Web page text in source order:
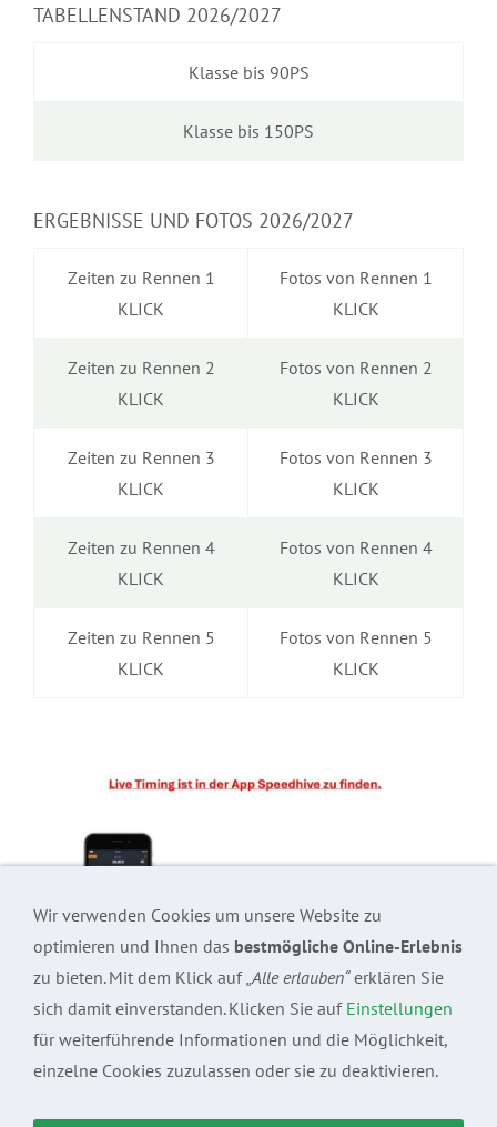
TABELLENSTAND 2026/2027
Klasse bis 90PS
Klasse bis 150PS
ERGEBNISSE UND FOTOS 2026/2027
Zeiten zu Rennen 1
KLICK
Fotos von Rennen 1
KLICK
Zeiten zu Rennen 2
KLICK
Fotos von Rennen 2
KLICK
Zeiten zu Rennen 3
KLICK
Fotos von Rennen 3
KLICK
Zeiten zu Rennen 4
KLICK
Fotos von Rennen 4
KLICK
Zeiten zu Rennen 5
KLICK
Fotos von Rennen 5
KLICK
Wir verwenden Cookies um unsere Website zu
optimieren und Ihnen das bestmögliche Online-Erlebnis
zu bieten. Mit dem Klick auf„Alle erlauben“erklären Sie
sich damit einverstanden. Klicken Sie auf Einstellungen
für weiterführende Informationen und die Möglichkeit,
einzelne Cookies zuzulassen oder sie zu deaktivieren.